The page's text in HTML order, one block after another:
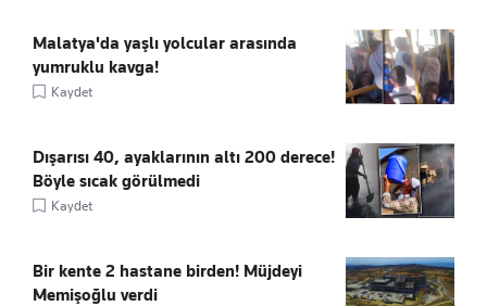
Malatya'da yaşlı yolcular arasında
yumruklu kavga!
Kaydet
Dışarısı 40, ayaklarının altı 200 derece!
Böyle sıcak görülmedi
Kaydet
Bir kente 2 hastane birden! Müjdeyi
Memişoğlu verdi